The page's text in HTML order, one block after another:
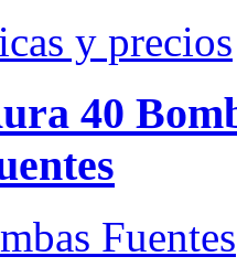
y precios
40
Fuentes